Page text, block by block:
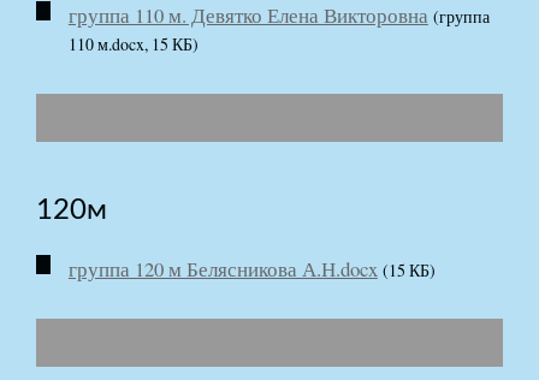
группа 110 м. Девятко Елена Викторовна (группа
110 м.docx, 15 КБ)
120м
группа 120 м Белясникова А.Н.docx (15 КБ)